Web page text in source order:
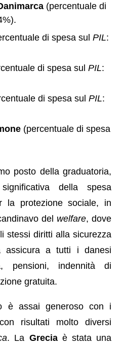
(percentuale di
di spesa sul PIL:
di spesa sul PIL:
di spesa sul PIL:
(percentuale di spesa
posto della graduatoria,
della spesa
la protezione sociale, in
del welfare, dove
stessi diritti alla sicurezza
assicura a tutti i danesi
pensioni, indennità di
gratuita.
è assai generoso con i
risultati molto diversi
. La Greciaè stata una